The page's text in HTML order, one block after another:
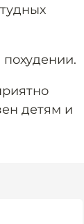
детям и